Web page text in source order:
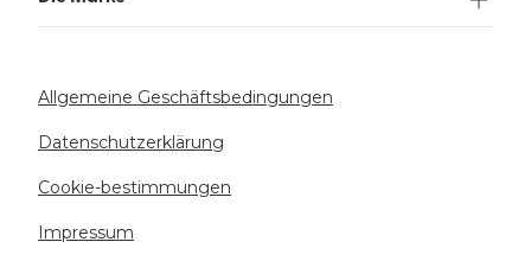
Allgemeine Geschäftsbedingungen
Datenschutzerklärung
Cookie-bestimmungen
Impressum